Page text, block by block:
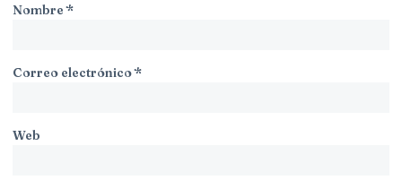
Nombre*
Correo electrónico*
Web